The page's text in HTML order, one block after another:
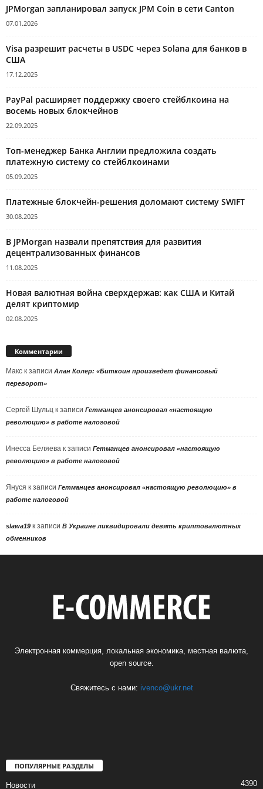
JPMorgan запланировал запуск JPM Coin в сети Canton
07.01.2026
Visa разрешит расчеты в USDC через Solana для банков в
США
17.12.2025
PayPal расширяет поддержку своего стейблкоина на
восемь новых блокчейнов
22.09.2025
Топ-менеджер Банка Англии предложила создать
платежную систему со стейблкоинами
05.09.2025
Платежные блокчейн-решения доломают систему SWIFT
30.08.2025
В JPMorgan назвали препятствия для развития
децентрализованных финансов
11.08.2025
Новая валютная война сверхдержав: как США и Китай
делят криптомир
02.08.2025
Комментарии
Макс к записи Алан Колер: «Биткоин произведет финансовый
переворот»
Сергей Шульц к записи Гетманцев анонсировал «настоящую
революцию» в работе налоговой
Инесса Беляева к записи Гетманцев анонсировал «настоящую
революцию» в работе налоговой
Януся к записи Гетманцев анонсировал «настоящую революцию» в
работе налоговой
slawa19 к записи В Украине ликвидировали девять криптовалютных
обменников
Электронная коммерция, локальная экономика, местная валюта,
open source.
Свяжитесь с нами: ivenco@ukr.net
ПОПУЛЯРНЫЕ РАЗДЕЛЫ
Новости 4390